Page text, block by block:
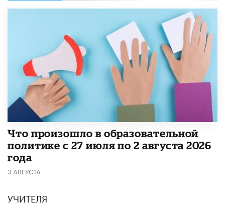
​Что произошло в образовательной
политике с 27 июля по 2 августа 2026
года
3 АВГУСТА
УЧИТЕЛЯ